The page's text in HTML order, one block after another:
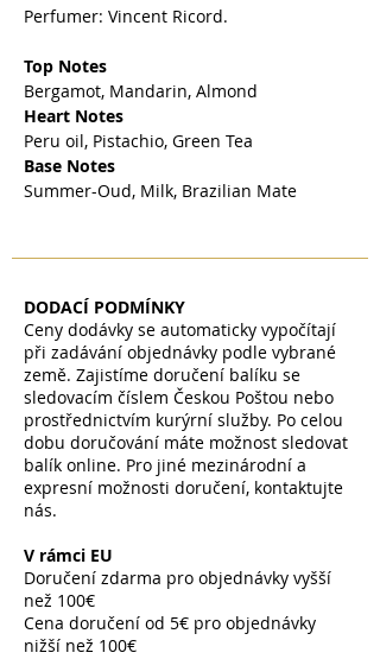
Perfumer: Vincent Ricord.
Top Notes
Bergamot, Mandarin, Almond
Heart Notes
Peru oil, Pistachio, Green Tea
Base Notes
Summer-Oud, Milk, Brazilian Mate
DODACÍ PODMÍNKY
Ceny dodávky se automaticky vypočítají
při zadávání objednávky podle vybrané
země. Zajistíme doručení balíku se
sledovacím číslem Českou Poštou nebo
prostřednictvím kurýrní služby. Po celou
dobu doručování máte možnost sledovat
balík online. Pro jiné mezinárodní a
expresní možnosti doručení, kontaktujte
nás.
V rámci EU
Doručení zdarma pro objednávky vyšší
než 100€
Cena doručení od 5€ pro objednávky
nižší než 100€